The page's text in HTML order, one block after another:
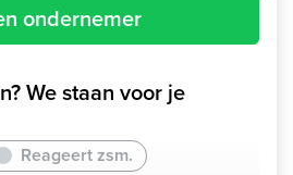
ondernemer
We staan voor je
Reageert zsm.